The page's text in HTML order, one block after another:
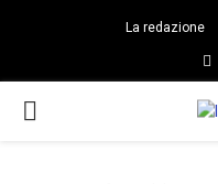
La redazione
PRIMARY